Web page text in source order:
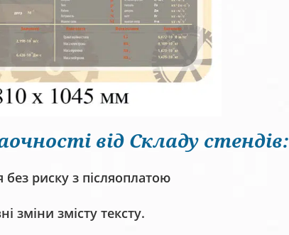
від Складу стендів:
риску з післяоплатою
зміни змісту тексту.